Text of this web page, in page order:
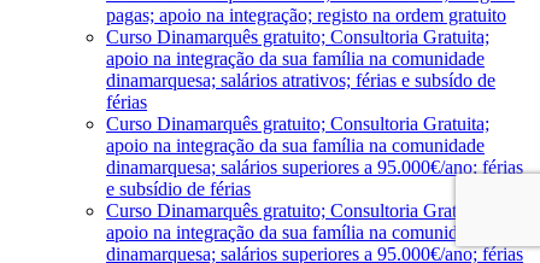
pagas; apoio na integração; registo na ordem gratuito
Curso Dinamarquês gratuito; Consultoria Gratuita;
apoio na integração da sua família na comunidade
dinamarquesa; salários atrativos; férias e subsído de
férias
Curso Dinamarquês gratuito; Consultoria Gratuita;
apoio na integração da sua família na comunidade
dinamarquesa; salários superiores a 95.000€/ano; férias
e subsídio de férias
Curso Dinamarquês gratuito; Consultoria Gratuita;
apoio na integração da sua família na comunidade
dinamarquesa; salários superiores a 95.000€/ano; férias